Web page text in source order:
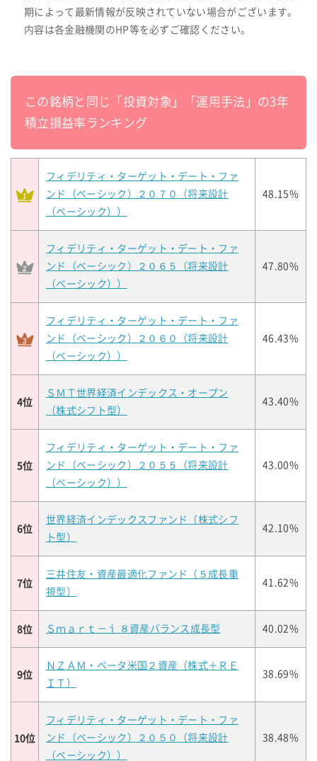
期によって最新情報が反映されていない場合がございます。
内容は各金融機関のHP等を必ずご確認ください。
この銘柄と同じ「投資対象」「運用手法」の3年
積立損益率ランキング
フィデリティ・ターゲット・デート・ファ
ンド（ベーシック）２０７０（将来設計
（ベーシック））
48.15%
フィデリティ・ターゲット・デート・ファ
ンド（ベーシック）２０６５（将来設計
（ベーシック））
47.80%
フィデリティ・ターゲット・デート・ファ
ンド（ベーシック）２０６０（将来設計
（ベーシック））
46.43%
4位
ＳＭＴ世界経済インデックス・オープン
（株式シフト型）
43.40%
5位
フィデリティ・ターゲット・デート・ファ
ンド（ベーシック）２０５５（将来設計
（ベーシック））
43.00%
6位
世界経済インデックスファンド（株式シフ
ト型）
42.10%
7位
三井住友・資産最適化ファンド（５成長重
視型）
41.62%
8位 Ｓｍａｒｔ－ｉ ８資産バランス成長型 40.02%
9位
ＮＺＡＭ・ベータ米国２資産（株式＋ＲＥ
ＩＴ）
38.69%
10位
フィデリティ・ターゲット・デート・ファ
ンド（ベーシック）２０５０（将来設計
（ベーシック））
38.48%